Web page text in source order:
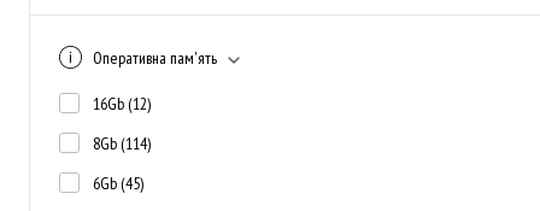
Оперативна пам'ять
16Gb (12)
8Gb (114)
6Gb (45)